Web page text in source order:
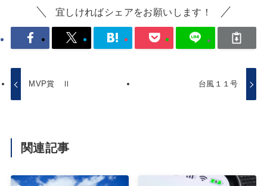
宜しければシェアをお願いします！
MVP賞 Ⅱ 台風１１号
関連記事